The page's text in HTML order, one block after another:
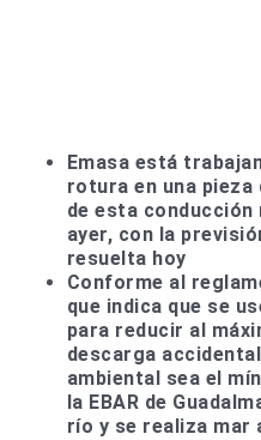
Emasa está
rotura en una pieza
de esta
ayer, con la
resuelta hoy
Conforme al
que indica que se
para reducir al
descarga
ambiental sea el
la EBAR de
río y se realiza mar